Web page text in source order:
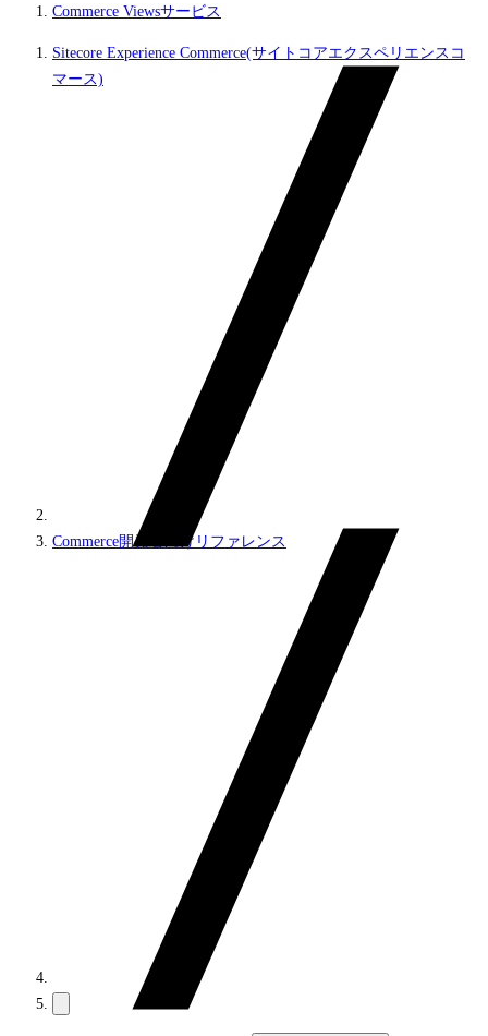
Commerce Viewsサービス
Sitecore Experience Commerce(サイトコアエクスペリエンスコ
マース)
Commerce開発者向けリファレンス